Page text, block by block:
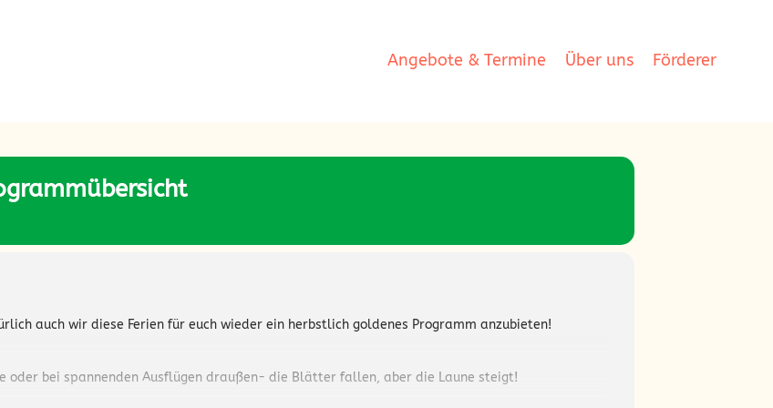
Angebote & Termine Über uns Förderer
auch wir diese Ferien für euch wieder ein herbstlich goldenes Programm anzubieten!
oder bei spannenden Ausflügen draußen- die Blätter fallen, aber die Laune steigt!